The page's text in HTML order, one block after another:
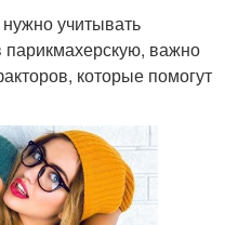
учитывать
парикмахерскую, важно
которые помогут